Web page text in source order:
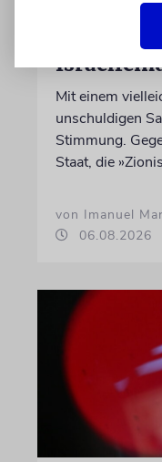
KOMMENTAR
Mit einem
unschuldigen
Stimmung.
Staat, die
von Imanuel
06.08.2026